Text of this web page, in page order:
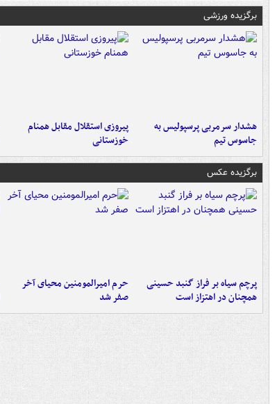
برگزیده ورزشی
هشدار سرمربی پرسپولیس به
جاسوس تیم
پیروزی استقلال مقابل همنام
خوزستانی
برگزیده عکس
پرچم سیاه بر فراز گنبد حسینی
همچنان در اهتزاز است
حرم امیرالمومنین محیای آخر
صفر شد